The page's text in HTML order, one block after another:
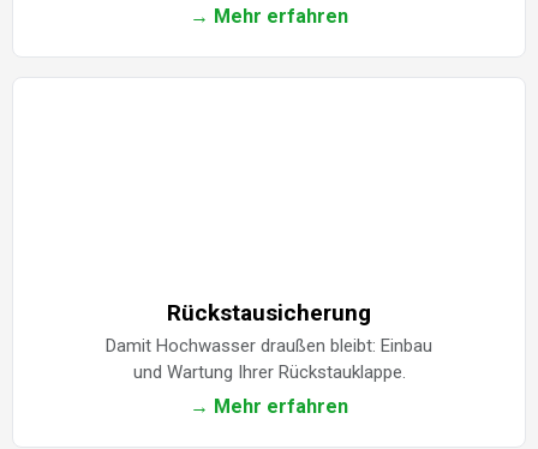
→ Mehr erfahren
Rückstausicherung
Damit Hochwasser draußen bleibt: Einbau
und Wartung Ihrer Rückstauklappe.
→ Mehr erfahren